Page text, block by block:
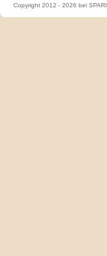
Copyright 2012 - 2026 bei